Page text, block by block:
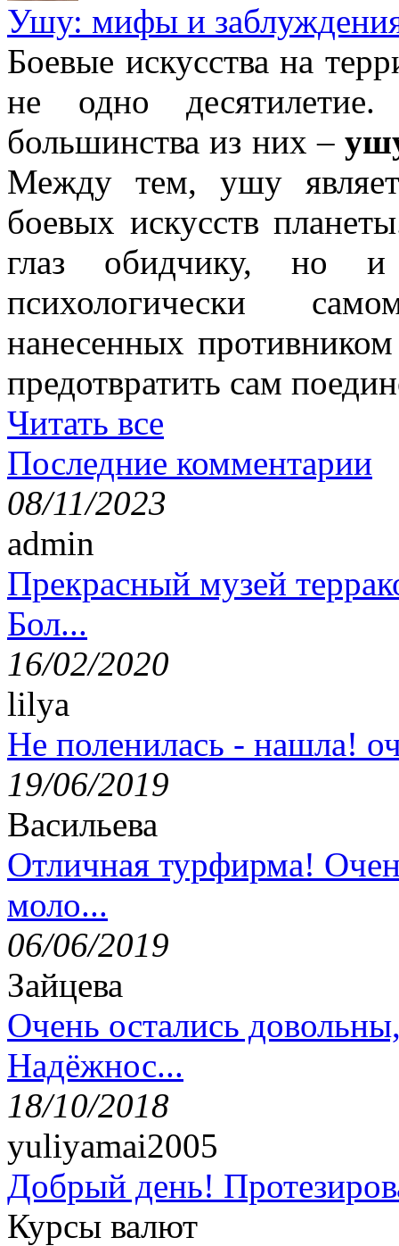
Ушу: мифы и
Боевые искусства на
не одно
большинства из них –
Между тем, ушу
боевых искусств
глаз обидчику, но и
психологически
нанесенных
предотвратить сам
Читать все
Последние комментарии
08/11/2023
admin
Прекрасный музей
Бол...
16/02/2020
lilya
Не поленилась - нашла!
19/06/2019
Васильева
Отличная турфирма!
моло...
06/06/2019
Зайцева
Очень остались
Надёжнос...
18/10/2018
yuliyamai2005
Добрый день!
Курсы валют